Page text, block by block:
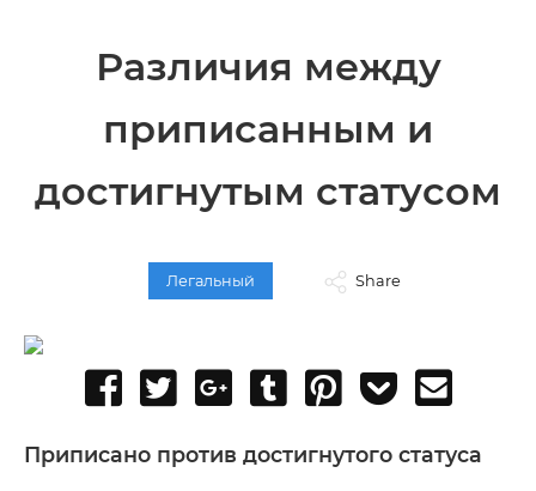
Различия между
приписанным и
достигнутым статусом
Легальный Share
Share
Facebook
Tweet
Share
Google+
Post
Tumblr
Pin
Add
Pocket
Приписано против достигнутого статуса